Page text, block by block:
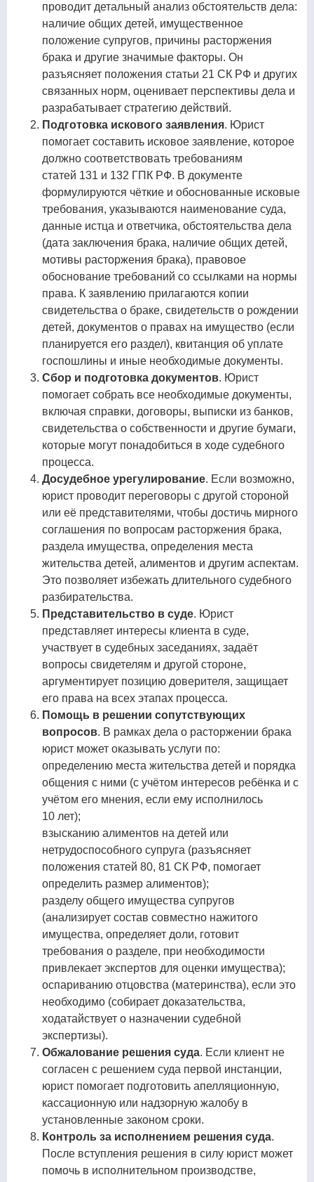
проводит детальный анализ обстоятельств дела:
наличие общих детей, имущественное
положение супругов, причины расторжения
брака и другие значимые факторы. Он
разъясняет положения статьи 21 СК РФ и других
связанных норм, оценивает перспективы дела и
разрабатывает стратегию действий.
Подготовка искового заявления. Юрист
помогает составить исковое заявление, которое
должно соответствовать требованиям
статей 131 и 132 ГПК РФ. В документе
формулируются чёткие и обоснованные исковые
требования, указываются наименование суда,
данные истца и ответчика, обстоятельства дела
(дата заключения брака, наличие общих детей,
мотивы расторжения брака), правовое
обоснование требований со ссылками на нормы
права. К заявлению прилагаются копии
свидетельства о браке, свидетельств о рождении
детей, документов о правах на имущество (если
планируется его раздел), квитанция об уплате
госпошлины и иные необходимые документы.
Сбор и подготовка документов. Юрист
помогает собрать все необходимые документы,
включая справки, договоры, выписки из банков,
свидетельства о собственности и другие бумаги,
которые могут понадобиться в ходе судебного
процесса.
Досудебное урегулирование. Если возможно,
юрист проводит переговоры с другой стороной
или её представителями, чтобы достичь мирного
соглашения по вопросам расторжения брака,
раздела имущества, определения места
жительства детей, алиментов и другим аспектам.
Это позволяет избежать длительного судебного
разбирательства.
Представительство в суде. Юрист
представляет интересы клиента в суде,
участвует в судебных заседаниях, задаёт
вопросы свидетелям и другой стороне,
аргументирует позицию доверителя, защищает
его права на всех этапах процесса.
Помощь в решении сопутствующих
вопросов. В рамках дела о расторжении брака
юрист может оказывать услуги по:
определению места жительства детей и порядка
общения с ними (с учётом интересов ребёнка и с
учётом его мнения, если ему исполнилось
10 лет);
взысканию алиментов на детей или
нетрудоспособного супруга (разъясняет
положения статей 80, 81 СК РФ, помогает
определить размер алиментов);
разделу общего имущества супругов
(анализирует состав совместно нажитого
имущества, определяет доли, готовит
требования о разделе, при необходимости
привлекает экспертов для оценки имущества);
оспариванию отцовства (материнства), если это
необходимо (собирает доказательства,
ходатайствует о назначении судебной
экспертизы).
Обжалование решения суда. Если клиент не
согласен с решением суда первой инстанции,
юрист помогает подготовить апелляционную,
кассационную или надзорную жалобу в
установленные законом сроки.
Контроль за исполнением решения суда.
После вступления решения в силу юрист может
помочь в исполнительном производстве,